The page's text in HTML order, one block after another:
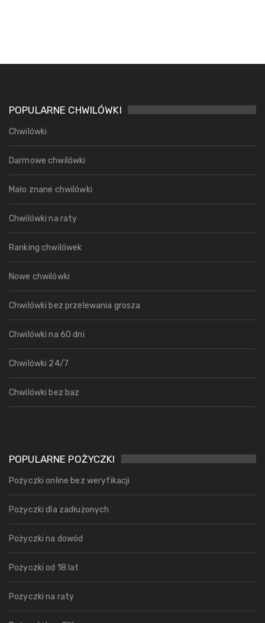
POPULARNE CHWILÓWKI
Chwilówki
Darmowe chwilówki
Mało znane chwilówki
Chwilówki na raty
Ranking chwilówek
Nowe chwilówki
Chwilówki bez przelewania grosza
Chwilówki na 60 dni
Chwilówki 24/7
Chwilówki bez baz
POPULARNE POŻYCZKI
Pożyczki online bez weryfikacji
Pożyczki dla zadłużonych
Pożyczki na dowód
Pożyczki od 18 lat
Pożyczki na raty